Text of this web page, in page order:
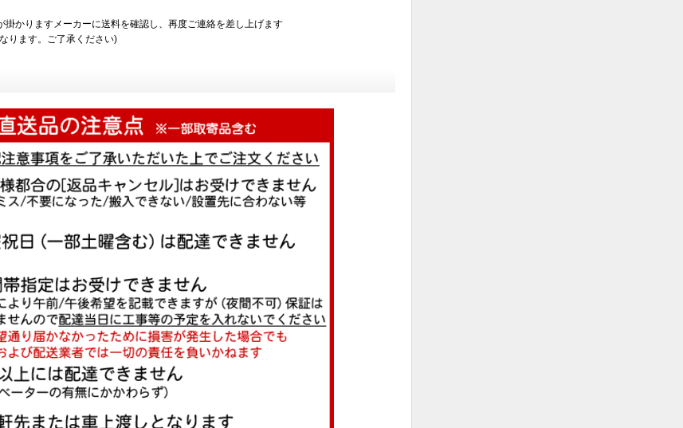
かりますメーカーに送料を確認し、再度ご連絡を差し上げます
ります。ご了承ください)